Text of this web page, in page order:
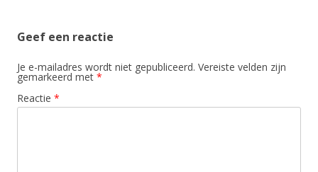
Geef een reactie
Je e-mailadres wordt niet gepubliceerd. Vereiste velden zijn
gemarkeerd met *
Reactie *